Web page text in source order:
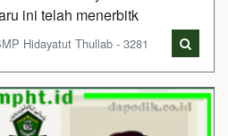
ini telah menerbitk
Hidayatut Thullab - 3281